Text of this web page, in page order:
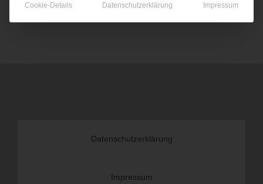
Datenschutzerklärung
Impressum
Cookie-Details Datenschutzerklärung Impressum